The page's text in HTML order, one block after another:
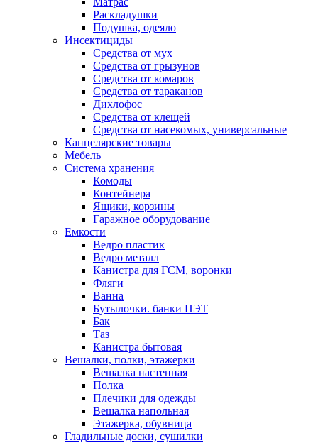
Раскладушки
Подушка, одеяло
Инсектициды
Средства от мух
Средства от грызунов
Средства от комаров
Средства от тараканов
Дихлофос
Средства от клещей
Средства от насекомых, универсальные
Канцелярские товары
Мебель
Система хранения
Комоды
Контейнера
Ящики, корзины
Гаражное оборудование
Емкости
Ведро пластик
Ведро металл
Канистра для ГСМ, воронки
Фляги
Ванна
Бутылочки. банки ПЭТ
Бак
Таз
Канистра бытовая
Вешалки, полки, этажерки
Вешалка настенная
Полка
Плечики для одежды
Вешалка напольная
Этажерка, обувница
Гладильные доски, сушилки